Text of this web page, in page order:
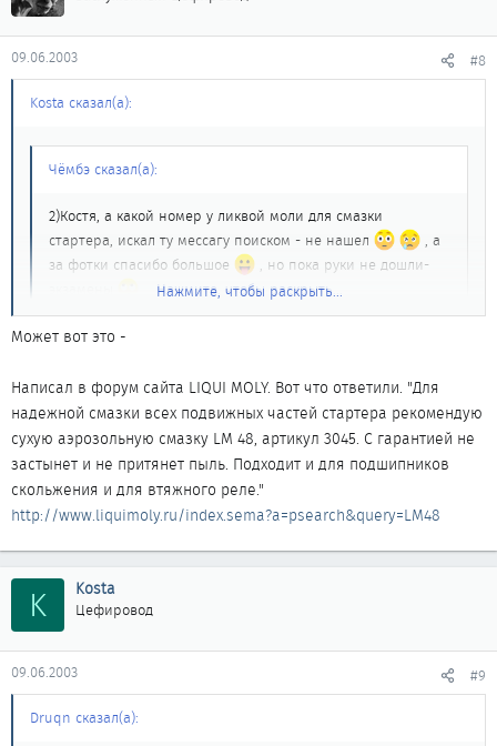
09.06.2003 #8
Kosta сказал(а):
Чёмбэ сказал(а):
2)Костя, а какой номер у ликвой моли для смазки
стартера, искал ту мессагу поиском - не нашел
, а
за фотки спасибо большое
, но пока руки не дошли-
Нажмите, чтобы раскрыть...
Выкинул я то письмо. Ссылку не оставлял. Перерыл весь форум
Нажмите, чтобы раскрыть...
Может вот это -
Написал в форум сайта LIQUI MOLY. Вот что ответили. "Для
надежной смазки всех подвижных частей стартера рекомендую
сухую аэрозольную смазку LM 48, артикул 3045. С гарантией не
застынет и не притянет пыль. Подходит и для подшипников
скольжения и для втяжного реле."
http://www.liquimoly.ru/index.sema?a=psearch&query=LM48
K Kosta
Цефировод
09.06.2003 #9
Druqn сказал(а):